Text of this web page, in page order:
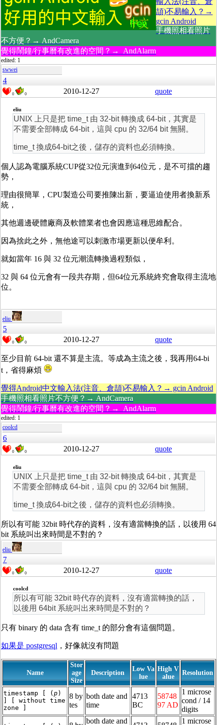
頡)不易輸入？→
gcin Android
手機照相看照片
不方便？→ AndCamera
覺得鬧鐘/行事曆有改進的空間？→ AndAlarm
edited: 1
swwei
4
0 0 2010-12-27 quote
eliu
UNIX 上只是把 time_t 由 32-bit 轉換成 64-bit，其實是
不需要全部轉成 64-bit，這與 cpu 的 32/64 bit 無關。
time_t 換成64-bit之後，儲存的資料也必須轉換。
個人認為電腦系統CUP從32位元演進到64位元，是不可擋的趨
勢，
理由很簡單，CPU製造公司要推陳出新，要逼迫使用者換新系
統，
其他週邊硬體廠商及軟體業者也會因應這種思維配合。
因為捨此之外，無他途可以刺激市場更新以便牟利。
就如當年 16 與 32 位元潮流轉換過程類似，
32 與 64 位元會有一段共存期，但64位元系統終究會取得主流地
位。
eliu
5
0 0 2010-12-27 quote
至少目前 64-bit 還不算是主流。等成為主流之後，我再用64-bi
t，省得麻煩
覺得Android中文輸入法(注音、倉頡)不易輸入？→ gcin Android
手機照相看照片不方便？→ AndCamera
覺得鬧鐘/行事曆有改進的空間？→ AndAlarm
edited: 1
coolcd
6
0 0 2010-12-27 quote
eliu
UNIX 上只是把 time_t 由 32-bit 轉換成 64-bit，其實是
不需要全部轉成 64-bit，這與 cpu 的 32/64 bit 無關。
time_t 換成64-bit之後，儲存的資料也必須轉換。
所以有可能 32bit 時代存的資料，沒有適當轉換的話，以後用 64
bit 系統叫出來時間是不對的？
eliu
7
0 0 2010-12-27 quote
coolcd
所以有可能 32bit 時代存的資料，沒有適當轉換的話，
以後用 64bit 系統叫出來時間是不對的？
只有 binary 的 data 含有 time_t 的部分會有這個問題。
如果是 postgresql ，好像就沒有問題
Name
Stor
age
Size
Description
Low Va
lue
High V
alue
Resolution
timestamp [ ( p)
] [ without time
zone ]
8 by
tes
both date and
time
4713
BC
58748
97 AD
1 microse
cond / 14
digits
both date and 1 microse